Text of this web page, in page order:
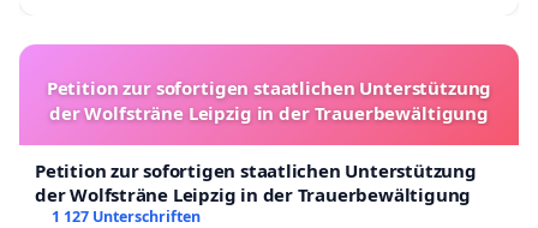
Petition zur sofortigen staatlichen Unterstützung
der Wolfsträne Leipzig in der Trauerbewältigung
Petition zur sofortigen staatlichen Unterstützung
der Wolfsträne Leipzig in der Trauerbewältigung
1 127 Unterschriften